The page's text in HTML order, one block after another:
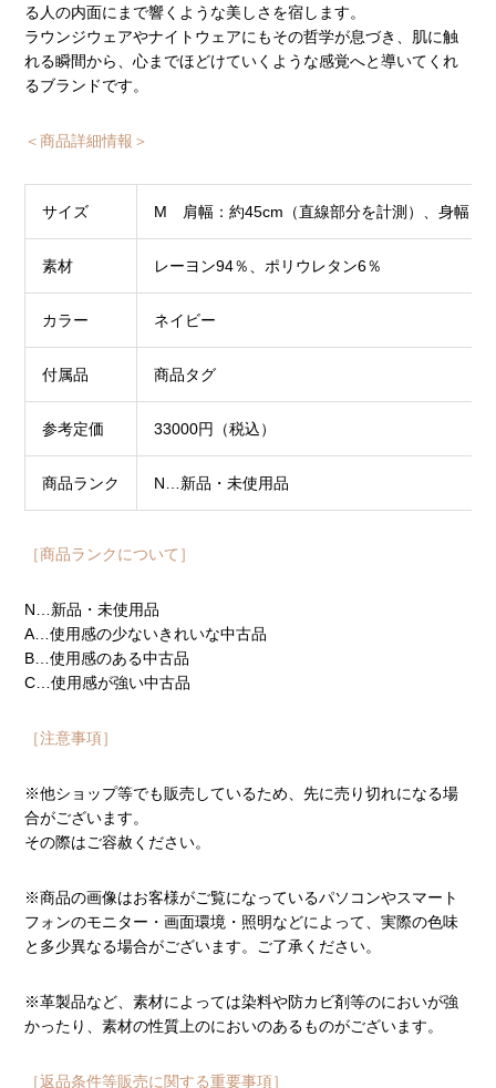
る人の内面にまで響くような美しさを宿します。
ラウンジウェアやナイトウェアにもその哲学が息づき、肌に触
れる瞬間から、心までほどけていくような感覚へと導いてくれ
るブランドです。
＜商品詳細情報＞
サイズ M 肩幅：約45cm（直線部分を計測）、身幅：
素材 レーヨン94％、ポリウレタン6％
カラー ネイビー
付属品 商品タグ
参考定価 33000円（税込）
商品ランク N…新品・未使用品
［商品ランクについて］
N…新品・未使用品
A…使用感の少ないきれいな中古品
B…使用感のある中古品
C…使用感が強い中古品
［注意事項］
※他ショップ等でも販売しているため、先に売り切れになる場
合がございます。
その際はご容赦ください。
※商品の画像はお客様がご覧になっているパソコンやスマート
フォンのモニター・画面環境・照明などによって、実際の色味
と多少異なる場合がございます。ご了承ください。
※革製品など、素材によっては染料や防カビ剤等のにおいが強
かったり、素材の性質上のにおいのあるものがございます。
［返品条件等販売に関する重要事項］